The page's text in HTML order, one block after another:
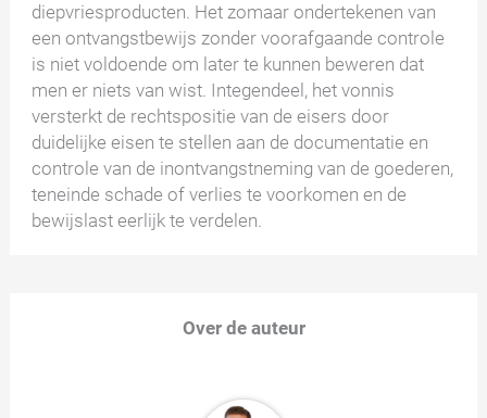
diepvriesproducten. Het zomaar ondertekenen van
een ontvangstbewijs zonder voorafgaande controle
is niet voldoende om later te kunnen beweren dat
men er niets van wist. Integendeel, het vonnis
versterkt de rechtspositie van de eisers door
duidelijke eisen te stellen aan de documentatie en
controle van de inontvangstneming van de goederen,
teneinde schade of verlies te voorkomen en de
bewijslast eerlijk te verdelen.
Over de auteur